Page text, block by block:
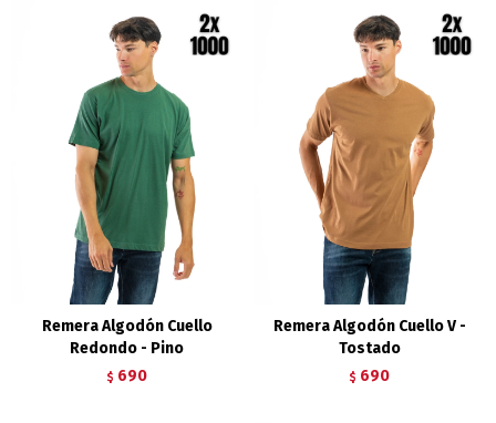
Remera Algodón Cuello
Redondo - Pino
$ 690
Remera Algodón Cuello V -
Tostado
$ 690